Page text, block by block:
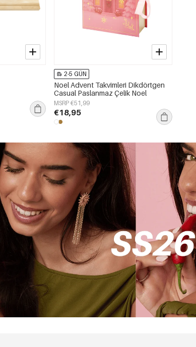
2-5 GÜN
Noel Advent Takvimleri Dikdörtgen
Casual Paslanmaz Çelik Noel
MSRP €51,99
€18,95